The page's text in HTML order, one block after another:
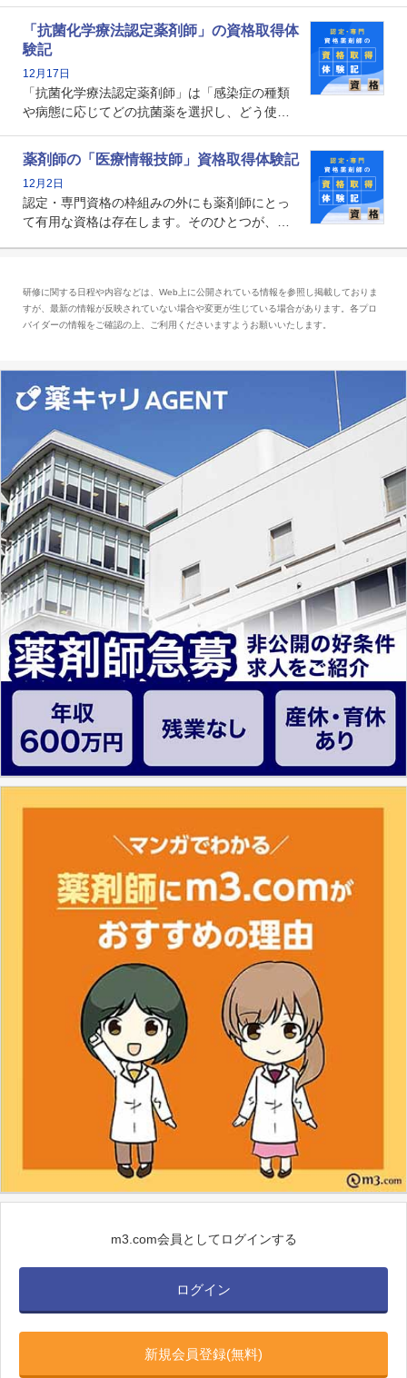
関する資格として、2009年に発足しました。薬
剤師の専門性を活かして高度化するがん医療に
貢献する姿は、今も病院薬剤師にとって一目置
かれる存在です。
「抗菌化学療法認定薬剤師」の資格取得体
験記
12月17日
「抗菌化学療法認定薬剤師」は「感染症の種類
や病態に応じてどの抗菌薬を選択し、どう使っ
る薬剤師です。現在、感染防止対策加算の施設
基準に専任の薬剤師配置が挙げられており、今
後は感染症領域で薬剤師に、より多くの役割が
求められる可能性もあります。
薬剤師の「医療情報技師」資格取得体験記
12月2日
認定・専門資格の枠組みの外にも薬剤師にとっ
て有用な資格は存在します。そのひとつが、
とは、病院薬剤師を中心に大きな武器になりま
す。
研修に関する日程や内容などは、Web上に公開されている情報を参照し掲載しておりま
すが、最新の情報が反映されていない場合や変更が生じている場合があります。各プロ
バイダーの情報をご確認の上、ご利用くださいますようお願いいたします。
m3.com会員としてログインする
ログイン
新規会員登録(無料)